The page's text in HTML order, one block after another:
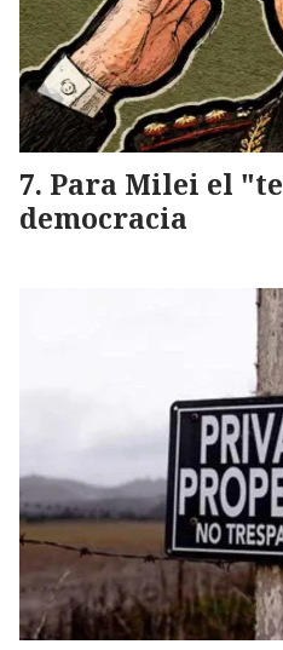
Para Milei el
democracia